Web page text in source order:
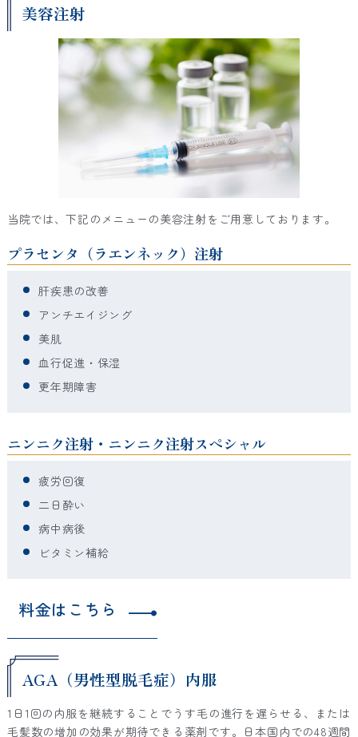
美容注射
当院では、下記のメニューの美容注射をご用意しております。
プラセンタ（ラエンネック）注射
肝疾患の改善
アンチエイジング
美肌
血行促進・保湿
更年期障害
ニンニク注射・ニンニク注射スペシャル
疲労回復
二日酔い
病中病後
ビタミン補給
料金はこちら
AGA（男性型脱毛症）内服
1日1回の内服を継続することでうす毛の進行を遅らせる、または
毛髪数の増加の効果が期待できる薬剤です。日本国内での48週間